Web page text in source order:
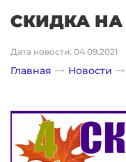
СКИДКА НА
Дата новости: 04.09.2021
Главная Новости